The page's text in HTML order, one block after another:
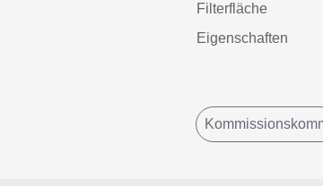
Filterfläche
Eigenschaften